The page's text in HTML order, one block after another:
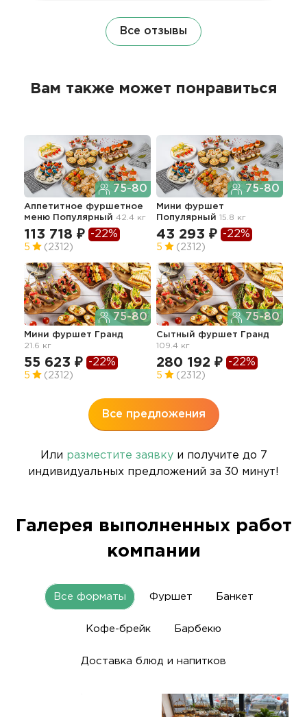
Все отзывы
Вам также может понравиться
75-80
Аппетитное фуршетное
меню Популярный 42.4 кг
113 718 ₽ -22%
5 (2312)
75-80
Мини фуршет
Популярный 15.8 кг
43 293 ₽ -22%
5 (2312)
75-80
Мини фуршет Гранд
21.6 кг
55 623 ₽ -22%
5 (2312)
75-80
Сытный фуршет Гранд
109.4 кг
280 192 ₽ -22%
5 (2312)
Все предложения
Или разместите заявкуи получите до 7
индивидуальных предложений за 30 минут!
Галерея выполненных работ
компании
Все форматы Фуршет Банкет
Кофе-брейк Барбекю
Доставка блюд и напитков